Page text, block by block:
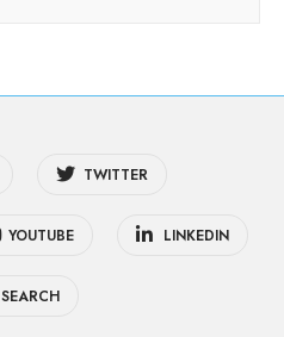
TWITTER
YOUTUBE LINKEDIN
SEARCH